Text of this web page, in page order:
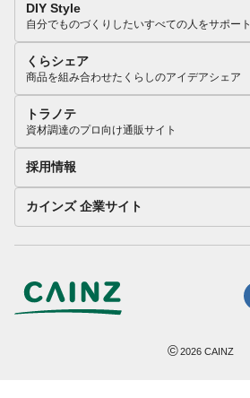
DIY Style
自分でものづくりしたいすべての人をサポート
くらシェア
商品を組み合わせたくらしのアイデアシェア
トラノテ
資材調達のプロ向け通販サイト
採用情報
カインズ 企業サイト
©2026 CAINZ